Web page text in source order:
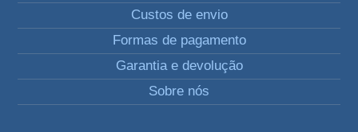
Custos de envio
Formas de pagamento
Garantia e devolução
Sobre nós